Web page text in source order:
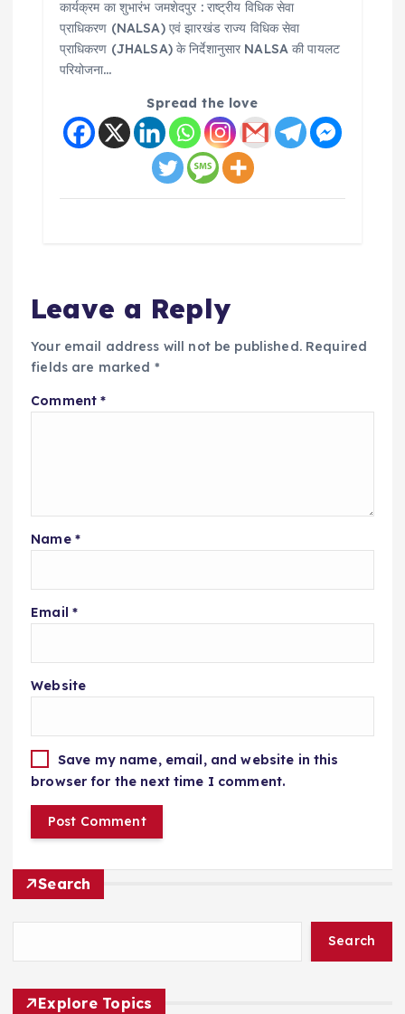
कार्यक्रम का शुभारंभ जमशेदपुर : राष्ट्रीय विधिक सेवा
प्राधिकरण (NALSA) एवं झारखंड राज्य विधिक सेवा
प्राधिकरण (JHALSA) के निर्देशानुसार NALSA की पायलट
परियोजना…
Spread the love
Leave a Reply
Your email address will not be published. Required
fields are marked *
Comment*
Name *
Email *
Website
Save my name, email, and website in this
browser for the next time I comment.
Search
Search
Explore Topics